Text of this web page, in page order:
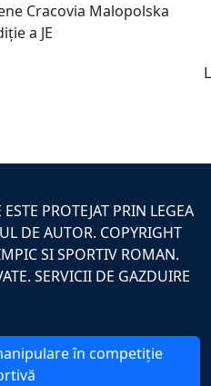
Cracovia Malopolska
a JE
PROTEJAT PRIN LEGEA
DE AUTOR. COPYRIGHT
SI SPORTIV ROMAN.
SERVICII DE GAZDUIRE
în competiție